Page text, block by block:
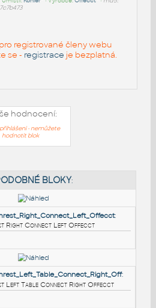
registrované členy webu
se - registrace je bezplatná.
hodnocení:
- nemůžete
hodnotit blok
PODOBNÉ BLOKY: